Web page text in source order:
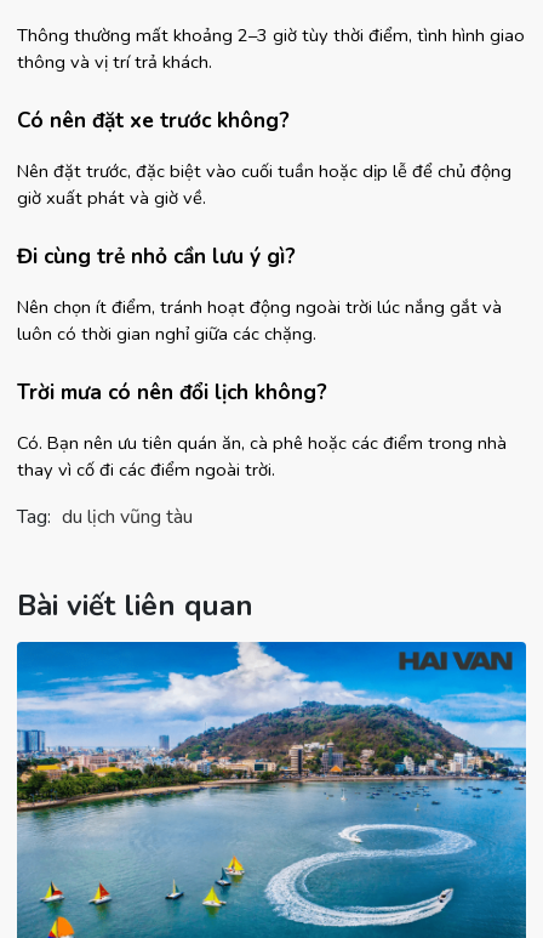
Thông thường mất khoảng 2–3 giờ tùy thời điểm, tình hình giao
thông và vị trí trả khách.
Có nên đặt xe trước không?
Nên đặt trước, đặc biệt vào cuối tuần hoặc dịp lễ để chủ động
giờ xuất phát và giờ về.
Đi cùng trẻ nhỏ cần lưu ý gì?
Nên chọn ít điểm, tránh hoạt động ngoài trời lúc nắng gắt và
luôn có thời gian nghỉ giữa các chặng.
Trời mưa có nên đổi lịch không?
Có. Bạn nên ưu tiên quán ăn, cà phê hoặc các điểm trong nhà
thay vì cố đi các điểm ngoài trời.
Tag: du lịch vũng tàu
Bài viết liên quan